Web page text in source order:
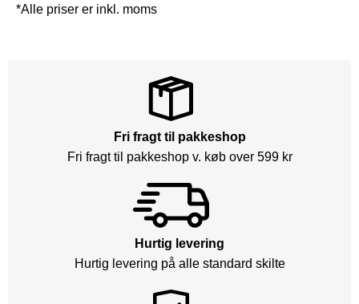
*Alle priser er inkl. moms
Fri fragt til pakkeshop
Fri fragt til pakkeshop v. køb over 599 kr
Hurtig levering
Hurtig levering på alle standard skilte